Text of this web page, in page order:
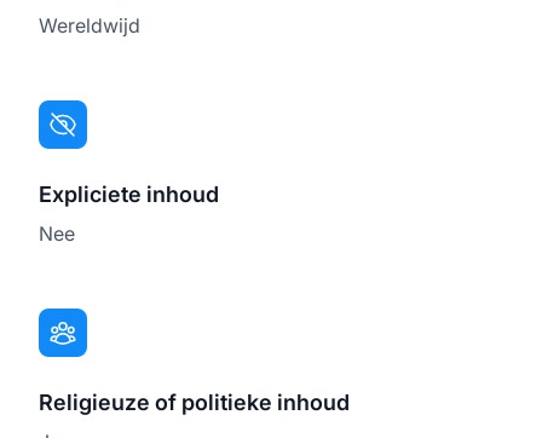
Wereldwijd
Expliciete inhoud
Nee
Religieuze of politieke inhoud